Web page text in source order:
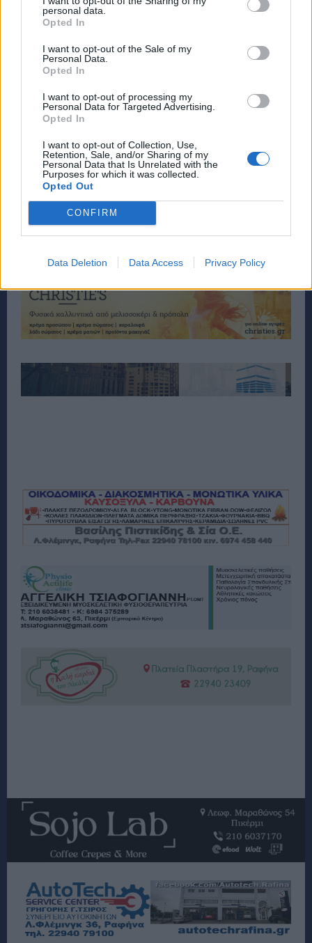
personal data.
Opted In
I want to opt-out of the Sale of my
Personal Data.
Opted In
I want to opt-out of processing my
Personal Data for Targeted Advertising.
Opted In
I want to opt-out of Collection, Use,
Retention, Sale, and/or Sharing of my
Personal Data that Is Unrelated with the
Purposes for which it was collected.
Opted Out
CONFIRM
Data Deletion Data Access Privacy Policy